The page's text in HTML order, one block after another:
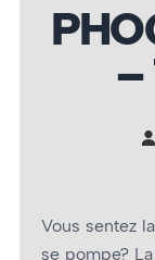
–
Vous sentez
se pompe?